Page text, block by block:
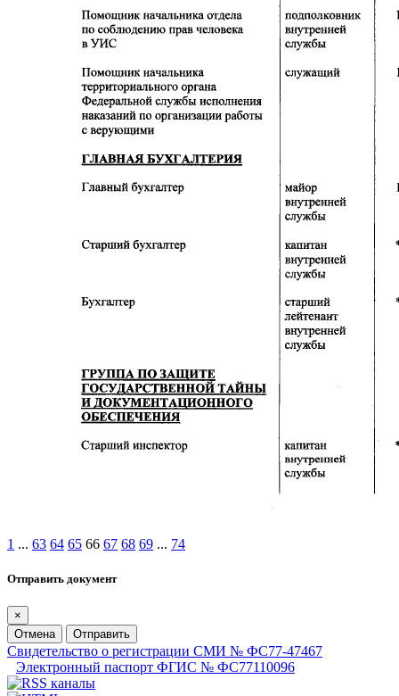
1 ... 63 64 65 66 67 68 69 ... 74
Отправить документ
×
Отмена
Отправить
Свидетельство о регистрации СМИ № ФС77-47467
Электронный паспорт ФГИС № ФС77110096